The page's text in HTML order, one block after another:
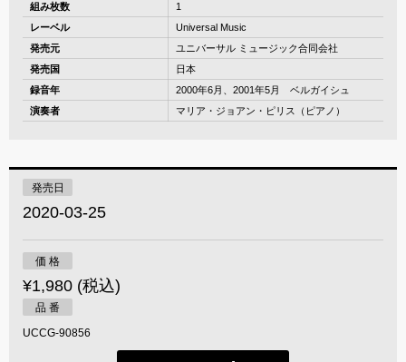
組み枚数
1
レーベル
Universal Music
発売元
ユニバーサル ミュージック合同会社
発売国
日本
録音年
2000年6月、2001年5月 ベルガイシュ
演奏者
マリア・ジョアン・ピリス（ピアノ）
発売日
2020-03-25
価 格
¥1,980 (税込)
品 番
UCCG-90856